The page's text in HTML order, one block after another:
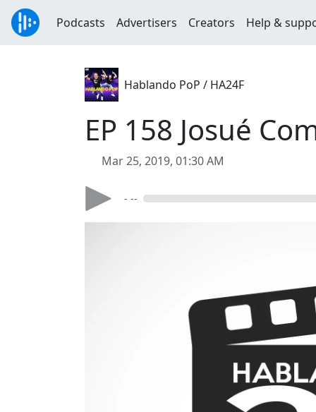
Podcasts Advertisers Creators Help &
Hablando PoP / HA24F
EP 158 Josué
Mar 25, 2019, 01:30 AM
- --